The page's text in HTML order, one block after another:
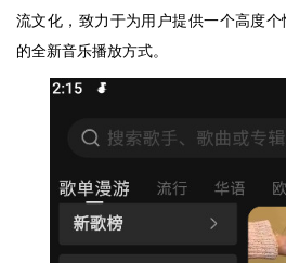
流文化，致力于为用户提供一个高度
的全新音乐播放方式。